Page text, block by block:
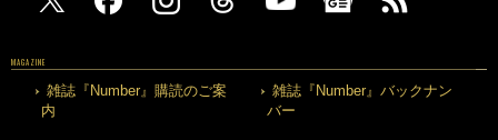
MAGAZINE
雑誌『Number』購読のご案
内
雑誌『Number』バックナン
バー